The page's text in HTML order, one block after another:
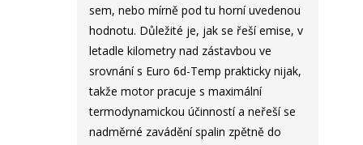
sem, nebo mírně pod tu horní uvedenou
hodnotu. Důležité je, jak se řeší emise, v
letadle kilometry nad zástavbou ve
srovnání s Euro 6d-Temp prakticky nijak,
takže motor pracuje s maximální
termodynamickou účinností a neřeší se
nadměrné zavádění spalin zpětně do